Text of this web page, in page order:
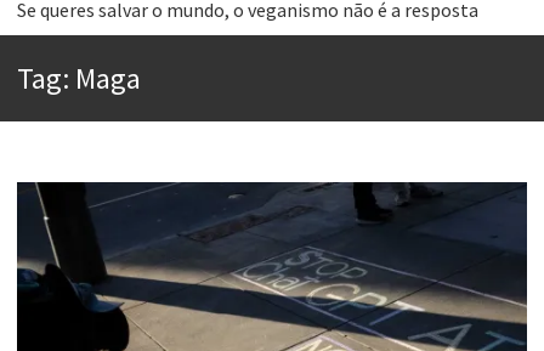
Tem que filmar isso daí
Aprender a fracassar é o segredo do sucesso
Esse tal de Rock Gaúcho
Os causos de Jorge Luis Borges
Voto obrigatório é correto?
Se queres salvar o mundo, o veganismo não é a resposta
Tag: Maga